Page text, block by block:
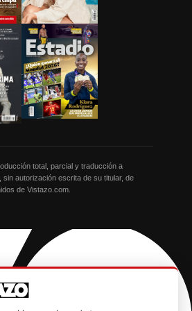
total, parcial y traducción a
sin autorización escrita de su titular, de
de Vistazo.com.